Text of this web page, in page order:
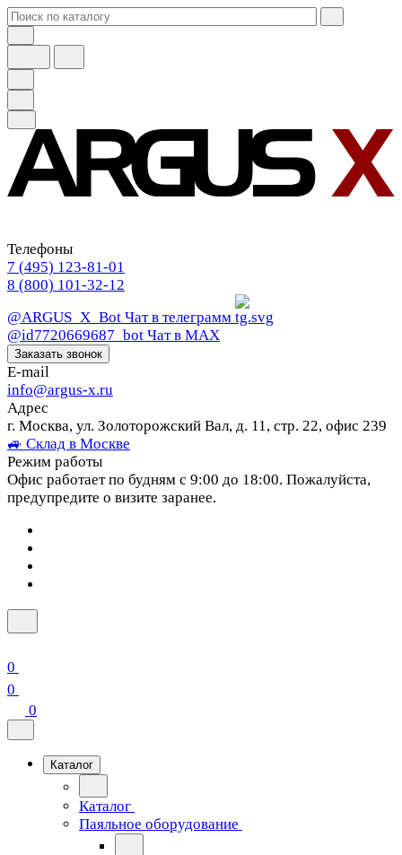
Телефоны
7 (495) 123-81-01
8 (800) 101-32-12
@ARGUS_X_Bot Чат в телеграмм
@id7720669687_bot Чат в МАХ
Заказать звонок
E-mail
info@argus-x.ru
Адрес
г. Москва, ул. Золоторожский Вал, д. 11, стр. 22, офис 239
🚙 Склад в Москве
Режим работы
Офис работает по будням с 9:00 до 18:00. Пожалуйста,
предупредите о визите заранее.
0
0
0
Каталог
Каталог
Паяльное оборудование